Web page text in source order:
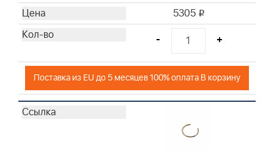
5305 i
- +
Поставка из EU до 5 месяцев 100% оплата В корзину